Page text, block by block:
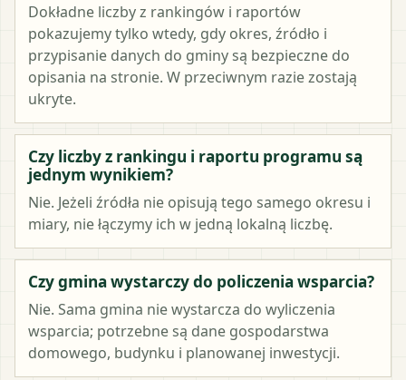
Dokładne liczby z rankingów i raportów
pokazujemy tylko wtedy, gdy okres, źródło i
przypisanie danych do gminy są bezpieczne do
opisania na stronie. W przeciwnym razie zostają
ukryte.
Czy liczby z rankingu i raportu programu są
jednym wynikiem?
Nie. Jeżeli źródła nie opisują tego samego okresu i
miary, nie łączymy ich w jedną lokalną liczbę.
Czy gmina wystarczy do policzenia wsparcia?
Nie. Sama gmina nie wystarcza do wyliczenia
wsparcia; potrzebne są dane gospodarstwa
domowego, budynku i planowanej inwestycji.